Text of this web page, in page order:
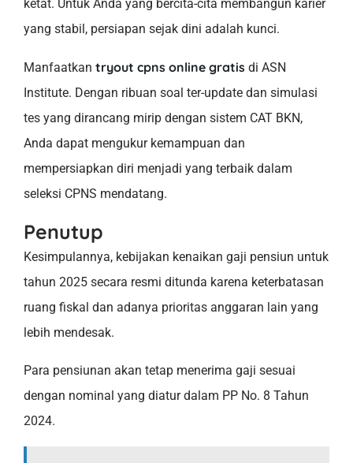
ketat. Untuk Anda yang bercita-cita membangun karier
yang stabil, persiapan sejak dini adalah kunci.
Manfaatkan tryout cpns online gratis di ASN
Institute. Dengan ribuan soal ter-update dan simulasi
tes yang dirancang mirip dengan sistem CAT BKN,
Anda dapat mengukur kemampuan dan
mempersiapkan diri menjadi yang terbaik dalam
seleksi CPNS mendatang.
Penutup
Kesimpulannya, kebijakan kenaikan gaji pensiun untuk
tahun 2025 secara resmi ditunda karena keterbatasan
ruang fiskal dan adanya prioritas anggaran lain yang
lebih mendesak.
Para pensiunan akan tetap menerima gaji sesuai
dengan nominal yang diatur dalam PP No. 8 Tahun
2024.